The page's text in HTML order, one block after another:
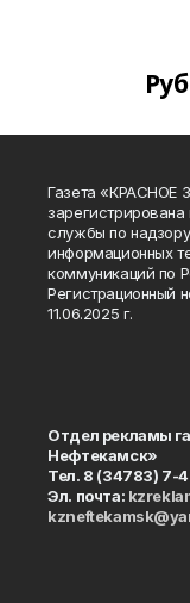
Газета
службы по
информационных
коммуникаций по
Регистрационный
11.06.2025 г.
Отдел рекламы
Нефтекамск»
Тел. 8 (34783) 7-
Эл. почта: